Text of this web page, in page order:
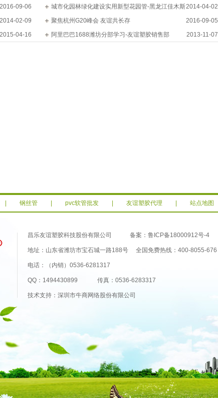
否受影响？
2016-09-06 2014-04-02
城市化园林绿化建设实用新型花园管-黑龙江佳木斯
2014-02-09
2016-09-05
聚焦杭州G20峰会 友谊共长存
2015-04-16
2013-11-07
阿里巴巴1688潍坊分部学习-友谊塑胶销售部
钢丝管 pvc软管批发 友谊塑胶代理 站点地图
昌乐友谊塑胶科技股份有限公司 备案： 鲁ICP备18000912号-4
地址：山东省潍坊市宝石城一路188号 全国免费热线：400-8055-676
电话：（内销）0536-6281317
QQ：1494430899 传真：0536-6283317
技术支持：深圳市牛商网络股份有限公司